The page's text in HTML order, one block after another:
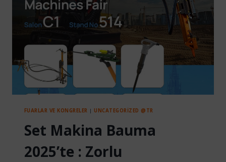
MIRASI
FUARLAR VE KONGRELER |UNCATEGORIZED @TR
Set Makina Bauma
2025’te : Zorlu